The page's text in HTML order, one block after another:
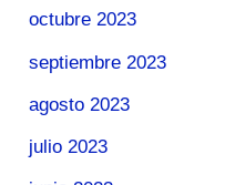
octubre 2023
septiembre 2023
agosto 2023
julio 2023